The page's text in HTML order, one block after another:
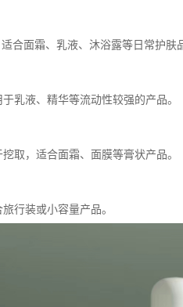
合面霜、乳液、沐浴露等日常护肤
乳液、精华等流动性较强的产品。
取，适合面霜、面膜等膏状产品。
行装或小容量产品。